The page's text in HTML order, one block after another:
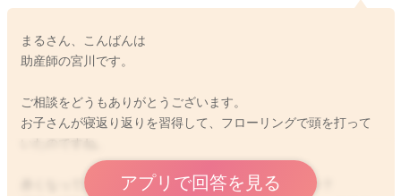
まるさん、こんばんは
助産師の宮川です。
ご相談をどうもありがとうございます。
お子さんが寝返り返りを習得して、フローリングで頭を打って
赤くなっていたようですが、その後いかがでしょうか？
アプリで回答を見る